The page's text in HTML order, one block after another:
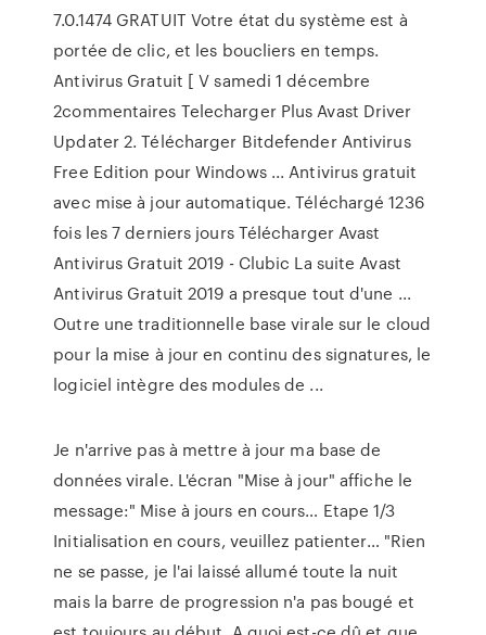
7.0.1474 GRATUIT Votre état du système est à
portée de clic, et les boucliers en temps.
Antivirus Gratuit [ V samedi 1 décembre
2commentaires Telecharger Plus Avast Driver
Updater 2. Télécharger Bitdefender Antivirus
Free Edition pour Windows ... Antivirus gratuit
avec mise à jour automatique. Téléchargé 1236
fois les 7 derniers jours Télécharger Avast
Antivirus Gratuit 2019 - Clubic La suite Avast
Antivirus Gratuit 2019 a presque tout d'une ...
Outre une traditionnelle base virale sur le cloud
pour la mise à jour en continu des signatures, le
logiciel intègre des modules de ...
Je n'arrive pas à mettre à jour ma base de
données virale. L'écran "Mise à jour" affiche le
message:" Mise à jours en cours… Etape 1/3
Initialisation en cours, veuillez patienter… "Rien
ne se passe, je l'ai laissé allumé toute la nuit
mais la barre de progression n'a pas bougé et